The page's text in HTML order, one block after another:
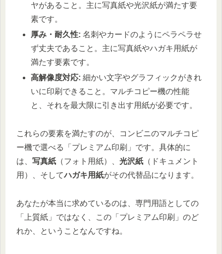
ヤがあること。主に写真紙や光沢紙が満たす要
素です。
厚み・耐久性: 名刺やカードのようにペラペラせ
ず丈夫であること。主に写真紙やハガキ用紙が
満たす要素です。
高解像度対応: 細かい文字やグラフィックがきれ
いに印刷できること。マルチコピー機の性能
と、それを最大限に引き出す用紙が必要です。
これらの要素を満たすのが、コンビニのマルチコピ
ー機で選べる「プレミアム印刷」です。具体的に
は、 写真紙 （フォト用紙）、 光沢紙 （ドキュメント
用）、そしてハガキ用紙がその代替品になります。
あなたが本当に求めているのは、専門用語としての
「上質紙」ではなく、この「プレミアム印刷」のど
れか、ということなんですね。